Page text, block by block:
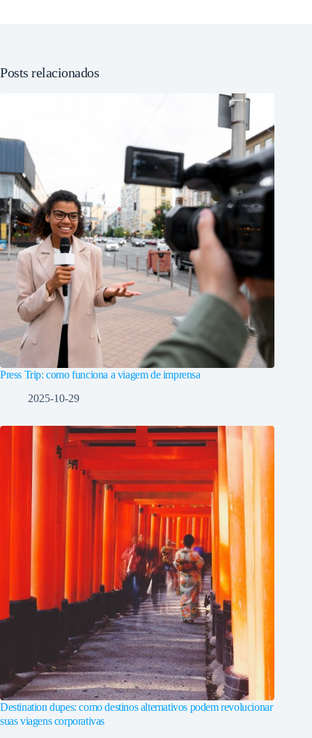
Posts relacionados
Press Trip: como funciona a viagem de imprensa
2025-10-29
Destination dupes: como destinos alternativos podem revolucionar
suas viagens corporativas